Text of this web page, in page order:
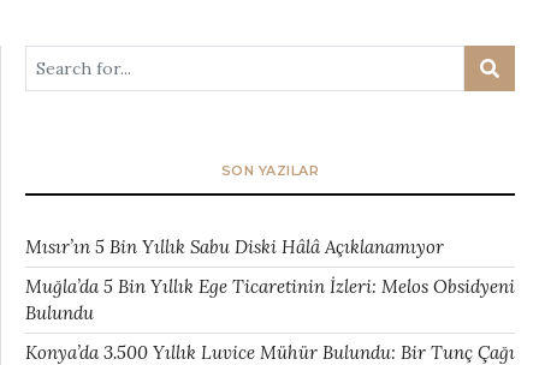
SON YAZILAR
Mısır’ın 5 Bin Yıllık Sabu Diski Hâlâ Açıklanamıyor
Muğla’da 5 Bin Yıllık Ege Ticaretinin İzleri: Melos Obsidyeni
Bulundu
Konya’da 3.500 Yıllık Luvice Mühür Bulundu: Bir Tunç Çağı